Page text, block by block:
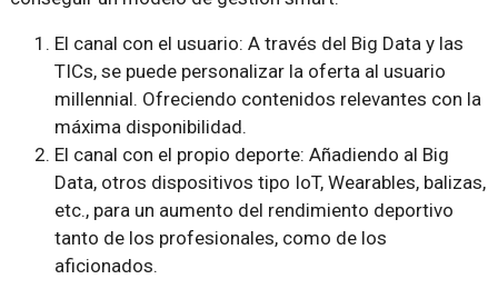
El canal con el usuario: A través del Big Data y las
TICs, se puede personalizar la oferta al usuario
millennial. Ofreciendo contenidos relevantes con la
máxima disponibilidad.
El canal con el propio deporte: Añadiendo al Big
Data, otros dispositivos tipo IoT, Wearables, balizas,
etc., para un aumento del rendimiento deportivo
tanto de los profesionales, como de los
aficionados.